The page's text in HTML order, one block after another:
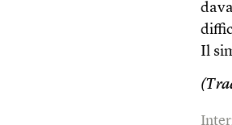
Il